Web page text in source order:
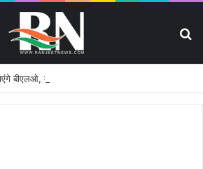
बीएलओ, करेंगे नोटिसों का निस्तारण